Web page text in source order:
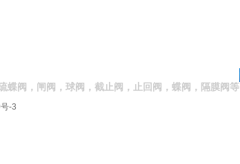
蝶阀，闸阀，球阀，截止阀，止回阀，蝶阀，隔膜阀等
-3